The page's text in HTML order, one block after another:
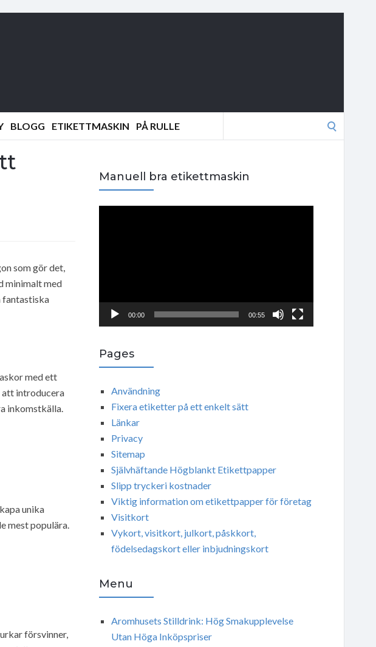
BLOGG ETIKETTMASKIN PÅ RULLE
som gör det,
minimalt med
fantastiska
med ett
att introducera
inkomstkälla.
unika
mest populära.
försvinner,
Manuell bra etikettmaskin
e
r
00:00 00:55
Pages
Användning
Fixera etiketter på ett enkelt sätt
Länkar
Privacy
Sitemap
Självhäftande Högblankt Etikettpapper
Slipp tryckeri kostnader
Viktig information om etikettpapper för företag
Visitkort
Vykort, visitkort, julkort, påskkort,
födelsedagskort eller inbjudningskort
Menu
Aromhusets Stilldrink: Hög Smakupplevelse
Utan Höga Inköpspriser